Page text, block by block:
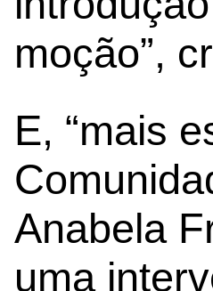
moção”,
E, “mais
Anabela
uma